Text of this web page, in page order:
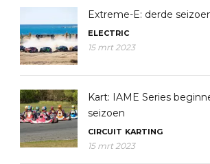
Extreme-E: derde
ELECTRIC
15 mrt 2023
Kart: IAME Series
seizoen
CIRCUIT KARTING
15 mrt 2023